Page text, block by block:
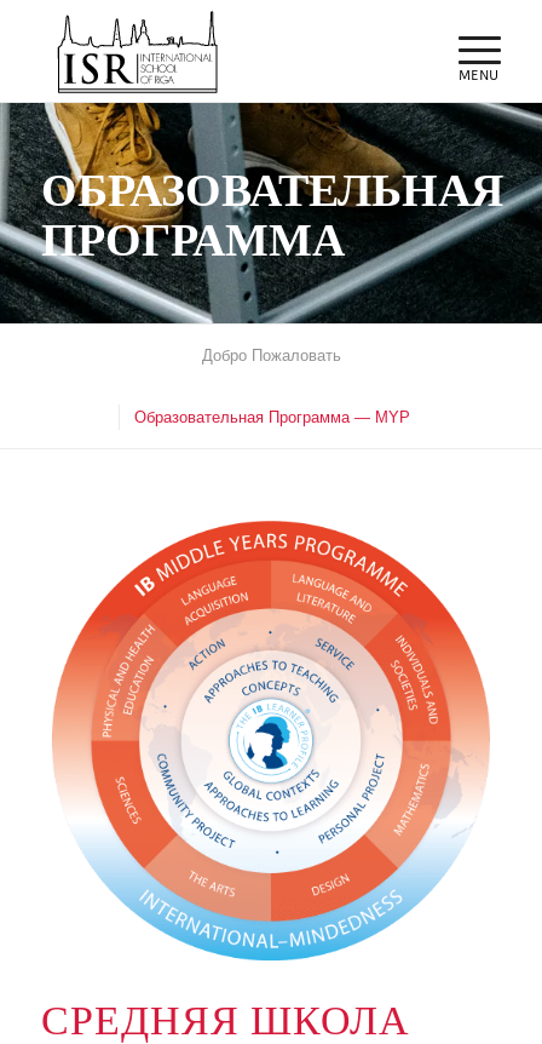
ОБРАЗОВАТЕЛЬНАЯ
ПРОГРАММА
Добро Пожаловать
Образовательная Программа — MYP
СРЕДНЯЯ ШКОЛА